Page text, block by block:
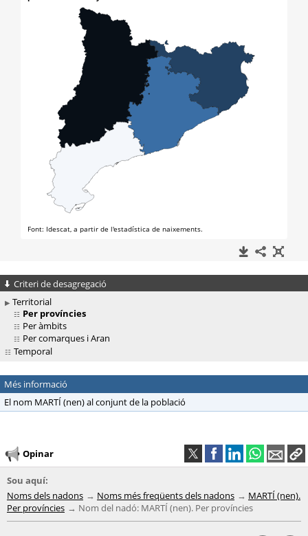
Criteri de desagregació
Territorial
Per províncies
Per àmbits
Per comarques i Aran
Temporal
Més informació
El nom MARTÍ (nen) al conjunt de la població
Opinar
Sou aquí:
Noms dels nadons
Noms més freqüents dels nadons
MARTÍ (nen).
Per províncies
Nom del nadó: MARTÍ (nen). Per províncies